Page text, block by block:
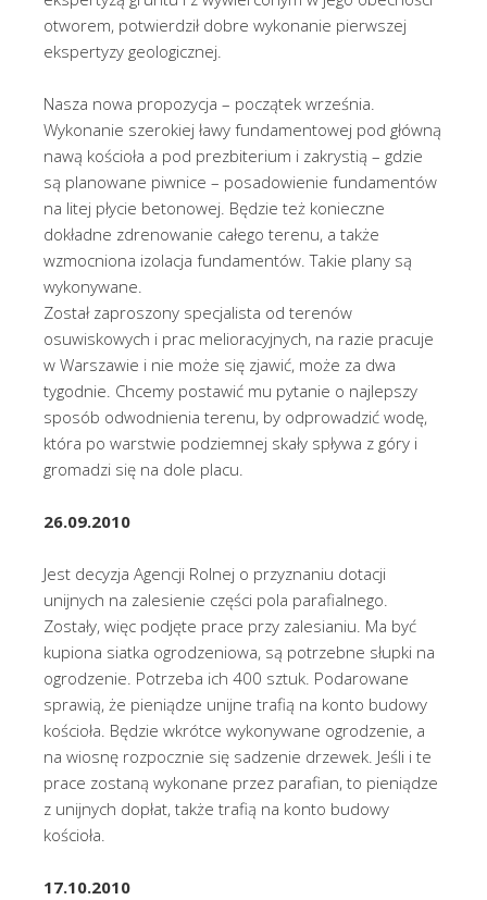
otworem, potwierdził dobre wykonanie pierwszej
ekspertyzy geologicznej.
Nasza nowa propozycja – początek września.
Wykonanie szerokiej ławy fundamentowej pod główną
nawą kościoła a pod prezbiterium i zakrystią – gdzie
są planowane piwnice – posadowienie fundamentów
na litej płycie betonowej. Będzie też konieczne
dokładne zdrenowanie całego terenu, a także
wzmocniona izolacja fundamentów. Takie plany są
wykonywane.
Został zaproszony specjalista od terenów
osuwiskowych i prac melioracyjnych, na razie pracuje
w Warszawie i nie może się zjawić, może za dwa
tygodnie. Chcemy postawić mu pytanie o najlepszy
sposób odwodnienia terenu, by odprowadzić wodę,
która po warstwie podziemnej skały spływa z góry i
gromadzi się na dole placu.
26.09.2010
Jest decyzja Agencji Rolnej o przyznaniu dotacji
unijnych na zalesienie części pola parafialnego.
Zostały, więc podjęte prace przy zalesianiu. Ma być
kupiona siatka ogrodzeniowa, są potrzebne słupki na
ogrodzenie. Potrzeba ich 400 sztuk. Podarowane
sprawią, że pieniądze unijne trafią na konto budowy
kościoła. Będzie wkrótce wykonywane ogrodzenie, a
na wiosnę rozpocznie się sadzenie drzewek. Jeśli i te
prace zostaną wykonane przez parafian, to pieniądze
z unijnych dopłat, także trafią na konto budowy
kościoła.
17.10.2010